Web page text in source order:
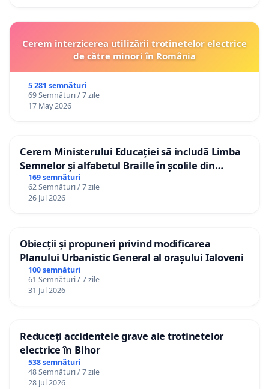
Cerem interzicerea utilizării trotinetelor electrice
de către minori în România
5 281 semnături
69 Semnături / 7 zile
17 May 2026
Cerem Ministerului Educației să includă Limba
Semnelor și alfabetul Braille în școlile din
Republica Moldova!
169 semnături
62 Semnături / 7 zile
26 Jul 2026
Obiecții și propuneri privind modificarea
Planului Urbanistic General al orașului Ialoveni
100 semnături
61 Semnături / 7 zile
31 Jul 2026
Reduceți accidentele grave ale trotinetelor
electrice în Bihor
538 semnături
48 Semnături / 7 zile
28 Jul 2026